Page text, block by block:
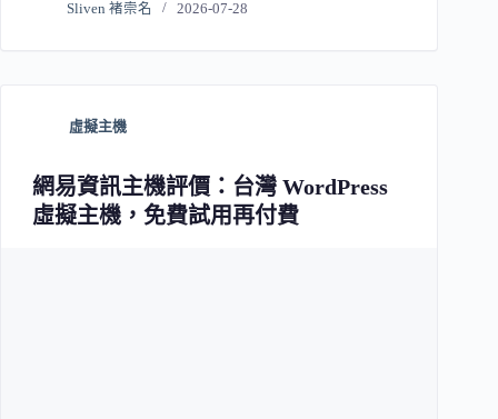
Sliven 褚崇名 2026-07-28
虛擬主機
網易資訊主機評價：台灣 WordPress
虛擬主機，免費試用再付費